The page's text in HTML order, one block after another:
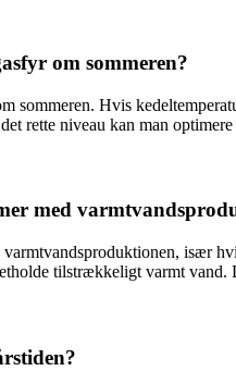
om sommeren?
sommeren. Hvis
rette niveau kan man
med
især
tilstrækkeligt varmt